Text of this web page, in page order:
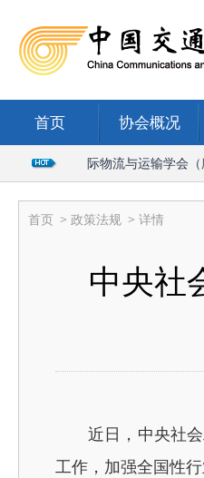
首页 协会概况
出席2026国际物流与运输学会（廊
首页 > 政策法规 > 详情
中央社
近日，中央社会
工作，加强全国性